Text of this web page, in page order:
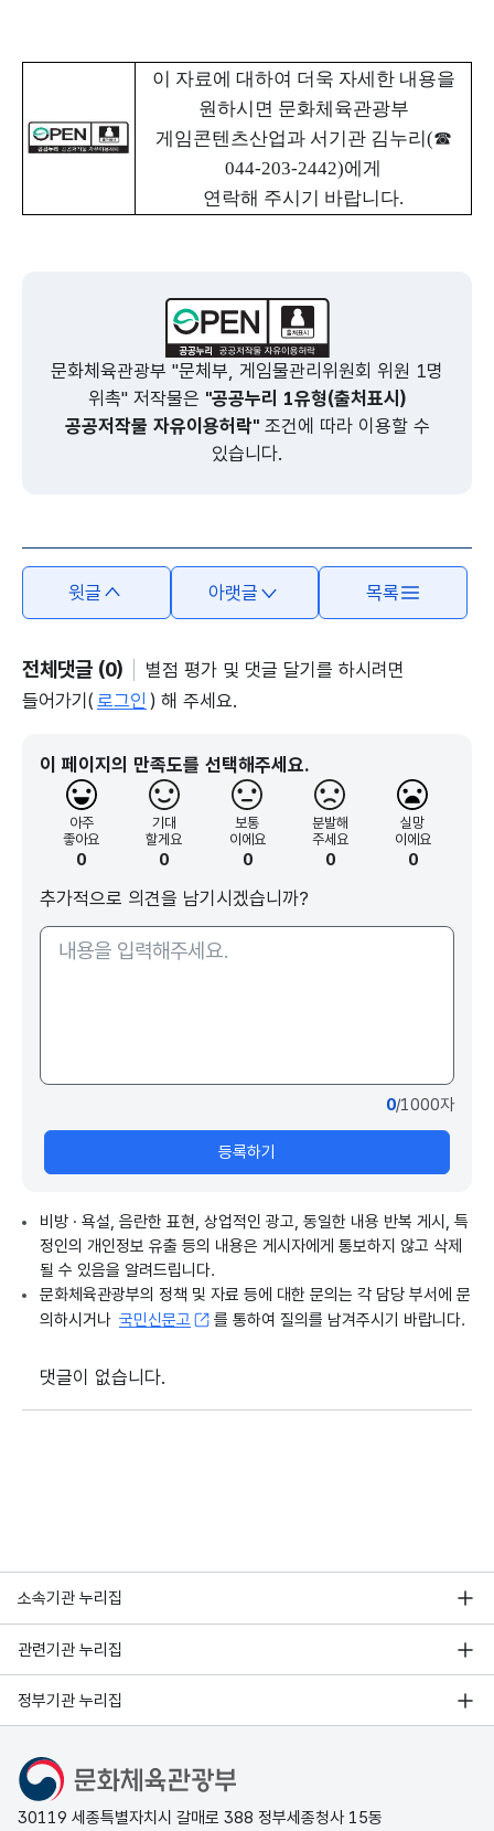
이 자료에 대하여 더욱 자세한 내용을
원하시면 문화체육관광부
게임콘텐츠산업과 서기관 김누리(☎
044-203-2442)에게
연락해 주시기 바랍니다.
문화체육관광부 "문체부, 게임물관리위원회 위원 1명
위촉" 저작물은 "공공누리 1유형(출처표시)
공공저작물 자유이용허락"조건에 따라 이용할 수
있습니다.
윗글 아랫글 목록
전체댓글 (0)
별점 평가 및 댓글 달기를 하시려면
들어가기( 로그인 ) 해 주세요.
이 페이지의 만족도를 선택해주세요.
아주
좋아요
0
기대
할게요
0
보통
이에요
0
분발해
주세요
0
실망
이에요
0
추가적으로 의견을 남기시겠습니까?
0/1000자
등록하기
비방 · 욕설, 음란한 표현, 상업적인 광고, 동일한 내용 반복 게시, 특
정인의 개인정보 유출 등의 내용은 게시자에게 통보하지 않고 삭제
될 수 있음을 알려드립니다.
문화체육관광부의 정책 및 자료 등에 대한 문의는 각 담당 부서에 문
의하시거나 국민신문고 를 통하여 질의를 남겨주시기 바랍니다.
댓글이 없습니다.
소속기관 누리집
관련기관 누리집
정부기관 누리집
문화체육관광부
30119 세종특별자치시 갈매로 388 정부세종청사 15동